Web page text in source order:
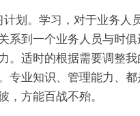
计划。学习，对于业务人
系到一个业务人员与时
。适时的根据需要调整我
专业知识、管理能力、
，方能百战不殆。